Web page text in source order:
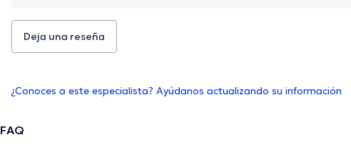
Deja una reseña
¿Conoces a este especialista? Ayúdanos actualizando su información
FAQ